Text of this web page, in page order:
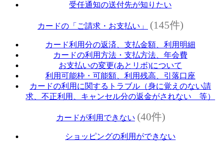
受任通知の送付先が知りたい
カードの「ご請求・お支払い」 (145件)
カード利用分の返済、支払金額、利用明細
カードの利用方法・支払方法、年会費
お支払いの変更(あとリボ)について
利用可能枠・可能額、利用残高、引落口座
カードの利用に関するトラブル（身に覚えのない請
求、不正利用、キャンセル分の返金がされない 等）
カードが利用できない (40件)
ショッピングの利用ができない